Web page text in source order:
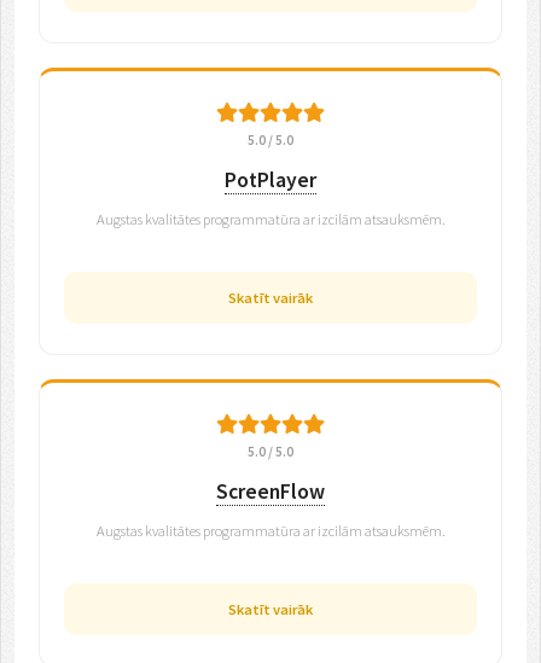
5.0 / 5.0
PotPlayer
Augstas kvalitātes programmatūra ar izcilām atsauksmēm.
Skatīt vairāk
5.0 / 5.0
ScreenFlow
Augstas kvalitātes programmatūra ar izcilām atsauksmēm.
Skatīt vairāk